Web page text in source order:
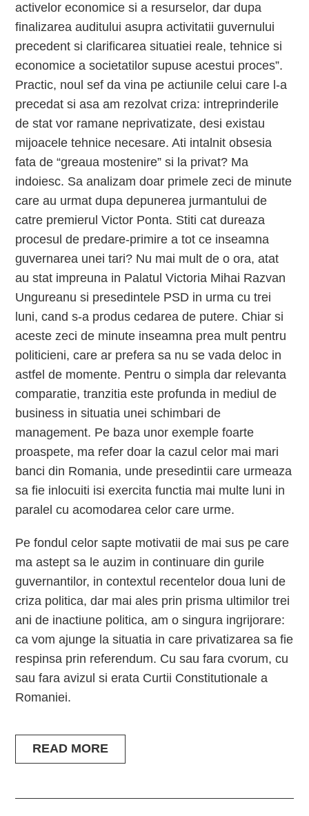
activelor economice si a resurselor, dar dupa
finalizarea auditului asupra activitatii guvernului
precedent si clarificarea situatiei reale, tehnice si
economice a societatilor supuse acestui proces”.
Practic, noul sef da vina pe actiunile celui care l-a
precedat si asa am rezolvat criza: intreprinderile
de stat vor ramane neprivatizate, desi existau
mijoacele tehnice necesare. Ati intalnit obsesia
fata de “greaua mostenire” si la privat? Ma
indoiesc. Sa analizam doar primele zeci de minute
care au urmat dupa depunerea jurmantului de
catre premierul Victor Ponta. Stiti cat dureaza
procesul de predare-primire a tot ce inseamna
guvernarea unei tari? Nu mai mult de o ora, atat
au stat impreuna in Palatul Victoria Mihai Razvan
Ungureanu si presedintele PSD in urma cu trei
luni, cand s-a produs cedarea de putere. Chiar si
aceste zeci de minute inseamna prea mult pentru
politicieni, care ar prefera sa nu se vada deloc in
astfel de momente. Pentru o simpla dar relevanta
comparatie, tranzitia este profunda in mediul de
business in situatia unei schimbari de
management. Pe baza unor exemple foarte
proaspete, ma refer doar la cazul celor mai mari
banci din Romania, unde presedintii care urmeaza
sa fie inlocuiti isi exercita functia mai multe luni in
paralel cu acomodarea celor care urme.
Pe fondul celor sapte motivatii de mai sus pe care
ma astept sa le auzim in continuare din gurile
guvernantilor, in contextul recentelor doua luni de
criza politica, dar mai ales prin prisma ultimilor trei
ani de inactiune politica, am o singura ingrijorare:
ca vom ajunge la situatia in care privatizarea sa fie
respinsa prin referendum. Cu sau fara cvorum, cu
sau fara avizul si erata Curtii Constitutionale a
Romaniei.
READ MORE